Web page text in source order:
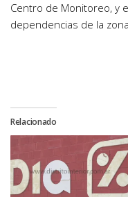
Centro de Monitoreo, y
dependencias de la
Relacionado